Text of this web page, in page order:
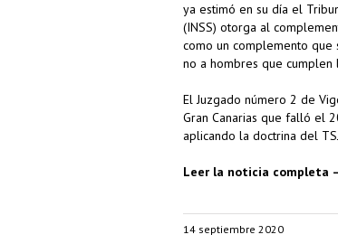
ya estimó en su día el
(INSS) otorga al
como un complemento que
no a hombres que cumplen
El Juzgado número 2 de
Gran Canarias que falló el
aplicando la doctrina del
Leer la noticia completa –
14 septiembre 2020